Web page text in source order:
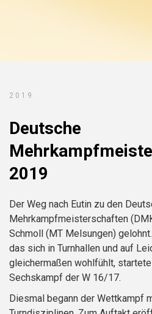
2019
Deutsche
2019
Der Weg nach Eutin zu den
Mehrkampfmeisterschaften
Schmoll (MT Melsungen)
das sich in Turnhallen und auf
gleichermaßen wohlfühlt,
Sechskampf der W 16/17.
Diesmal begann der Wettkampf